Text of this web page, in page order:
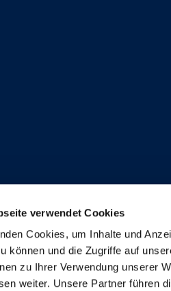
verwendet Cookies
Cookies, um Inhalte und
können und die Zugriffe auf
zu Ihrer Verwendung unserer
weiter. Unsere Partner führen